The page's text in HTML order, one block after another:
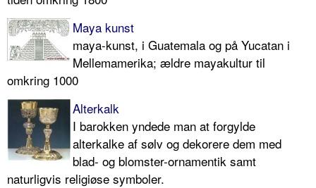
Maya kunst
maya-kunst, i Guatemala og på Yucatan i
Mellemamerika; ældre mayakultur til
omkring 1000
Alterkalk
I barokken yndede man at forgylde
alterkalke af sølv og dekorere dem med
blad- og blomster-ornamentik samt
naturligvis religiøse symboler.